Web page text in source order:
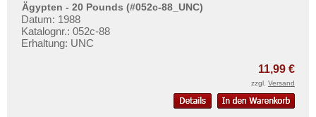
Ägypten - 20 Pounds (#052c-88_UNC)
Datum: 1988
Katalognr.: 052c-88
Erhaltung: UNC
11,99 €
zzgl. Versand